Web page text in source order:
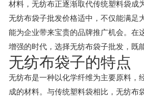
材料，无纺布正逐渐取代传统塑料袋成
无纺布袋子批发价格适中，不仅能满足
能为企业带来宝贵的品牌推广机会。在
增强的时代，选择无纺布袋子批发，既
无纺布袋子的特点
无纺布是一种以化学纤维为主要原料，
成的材料。与传统塑料袋相比，无纺布